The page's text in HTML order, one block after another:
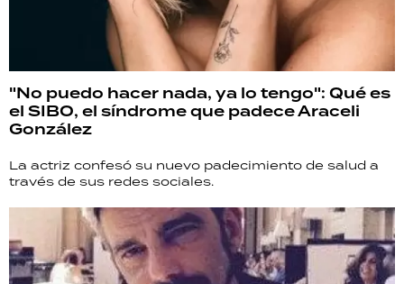
"No puedo hacer nada, ya lo tengo": Qué es
el SIBO, el síndrome que padece Araceli
González
La actriz confesó su nuevo padecimiento de salud a
través de sus redes sociales.